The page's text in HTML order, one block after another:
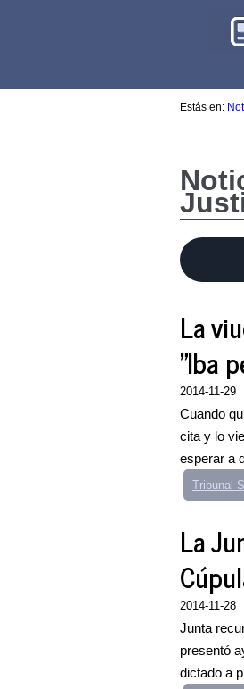
Estás en:
La
"Iba
2014-11-29
Cuando
cita y lo
esperar a
Tribunal
La
2014-11-28
Junta
presentó
dictado a